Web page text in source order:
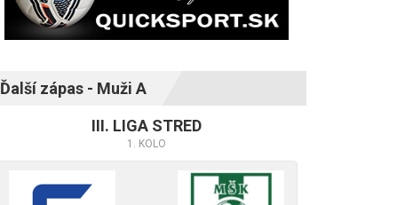
Ďalší zápas - Muži A
III. LIGA STRED
1. KOLO